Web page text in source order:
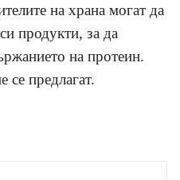
на храна могат да
продукти, за да
на протеин.
се предлагат.